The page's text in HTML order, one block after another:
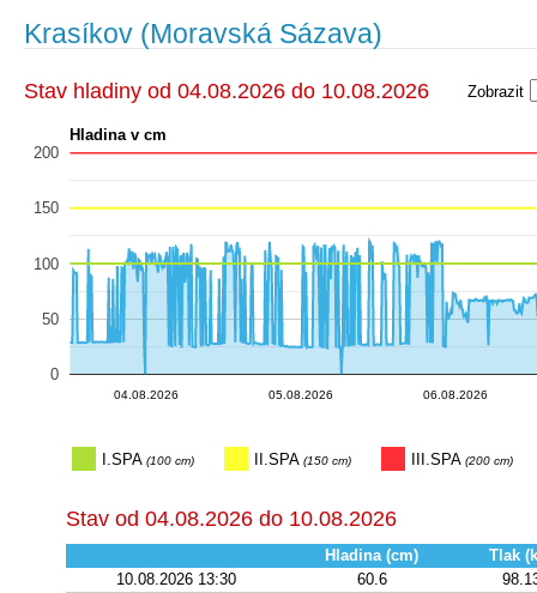
Krasíkov (Moravská Sázava)
Stav hladiny od 04.08.2026 do 10.08.2026 Zobrazit
Hladina v cm
04.08.20…
04.08.20…
04.08.20… 05.08.20…05.08.20…
05.08.20…06.08.20… 06.08.20…06.08.20…
06.08.20…
0
50
100
150
200
04.08.2026 05.08.2026 06.08.2026
I.SPA (100 cm) II.SPA (150 cm) III.SPA (200 cm)
Stav od 04.08.2026 do 10.08.2026
Hladina (cm)
Tlak
10.08.2026 13:30
60.6